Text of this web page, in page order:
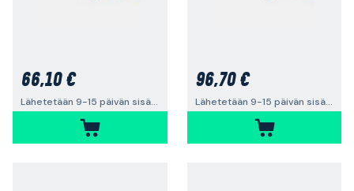
66,10 €
Lähetetään 9-15 päivän sisällä
96,70 €
Lähetetään 9-15 päivän sisällä